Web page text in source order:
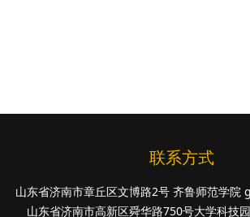
联系方式
山东省济南市章丘区文博路2号 齐鲁师范学院
山东省济南市高新区舜华路750号大学科技